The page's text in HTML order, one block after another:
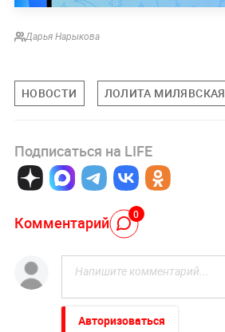
Дарья Нарыкова
НОВОСТИ ЛОЛИТА МИЛЯВСКАЯ
Подписаться на LIFE
Комментарий 0
Авторизоваться